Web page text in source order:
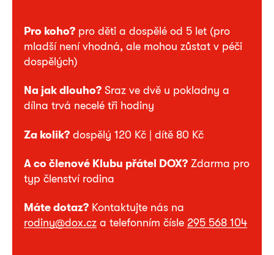
Pro koho? pro děti a dospělé od 5 let (pro
mladší není vhodná, ale mohou zůstat v péči
dospělých)
Na jak dlouho? Sraz ve dvě u pokladny a
dílna trvá necelé tři hodiny
Za kolik? dospělý 120 Kč | dítě 80 Kč
A co členové Klubu přátel DOX? Zdarma pro
typ členství rodina
Máte dotaz? Kontaktujte nás na
rodiny@dox.cz a telefonním čísle 295 568 104